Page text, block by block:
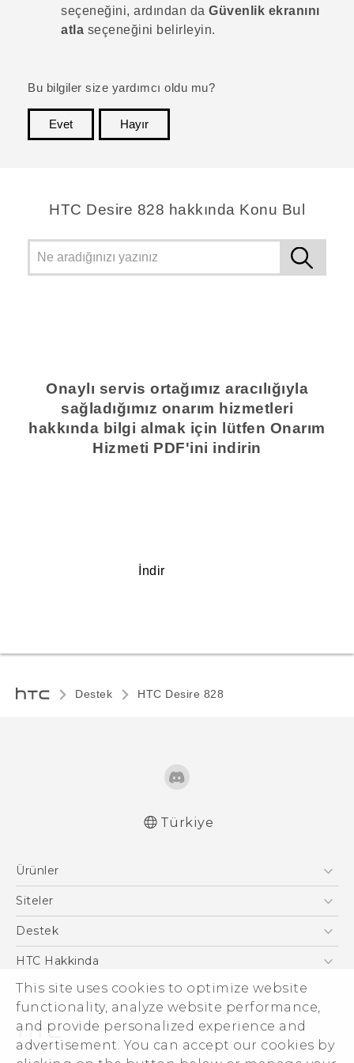
This site uses cookies to optimize website
functionality, analyze website performance,
and provide personalized experience and
advertisement. You can accept our cookies by
seçeneğini, ardından da Güvenlik ekranını
atla seçeneğini belirleyin.
Bu bilgiler size yardımcı oldu mu?
Evet
Hayır
HTC Desire 828 hakkında Konu Bul
Onaylı servis ortağımız aracılığıyla
sağladığımız onarım hizmetleri
hakkında bilgi almak için lütfen Onarım
Hizmeti PDF'ini indirin
İndir
Destek HTC Desire 828‎
Türkiye
Ürünler
Akıllı Telefonlar
VIVE
Siteler
HTC Dev
Destek
Destek Merkezi
HTC Hakkinda
ESG
Yatırımcı (İNGİLİZCE)
Gizlilik Politikası